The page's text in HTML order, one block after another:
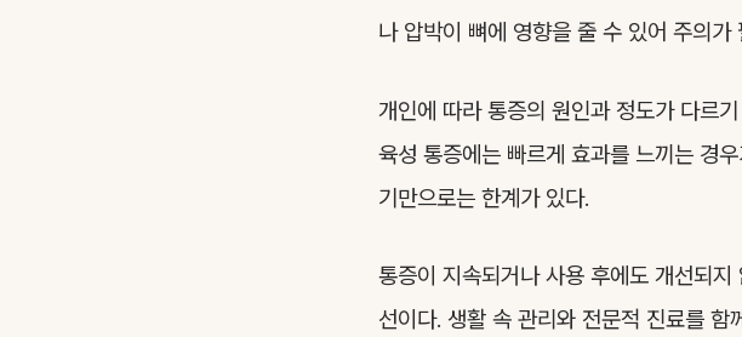
나 압박이 뼈에 영향을 줄 수 있어 주의가
개인에 따라 통증의 원인과 정도가 다르
육성 통증에는 빠르게 효과를 느끼는 경
기만으로는 한계가 있다.
통증이 지속되거나 사용 후에도 개선되
선이다. 생활 속 관리와 전문적 진료를